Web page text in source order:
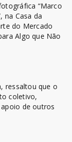
“Marco
na Casa da
do Mercado
Algo que Não
ressaltou que o
coletivo,
de outros